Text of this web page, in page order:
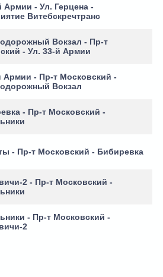
Армии - Ул. Герцена -
Витебскречтранс
Вокзал - Пр-т
- Ул. 33-й Армии
Армии - Пр-т Московский -
Вокзал
- Пр-т Московский -
- Пр-т Московский - Бибиревка
2 - Пр-т Московский -
- Пр-т Московский -
2